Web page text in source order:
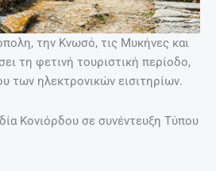
την Κνωσό, τις Μυκήνες και
τη φετινή τουριστική περίοδο,
των ηλεκτρονικών εισιτηρίων.
Κονιόρδου σε συνέντευξη Τύπου